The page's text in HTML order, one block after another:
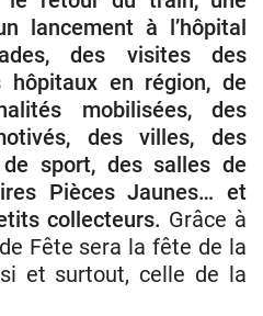
lancement à l’hôpital
des visites des
hôpitaux en région, de
mobilisées, des
des villes, des
sport, des salles de
Pièces Jaunes… et
collecteurs. Grâce à
Fête sera la fête de la
et surtout, celle de la